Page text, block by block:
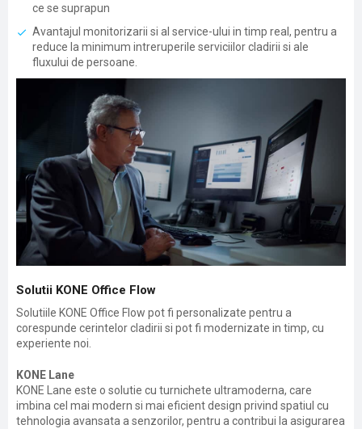
ce se suprapun
Avantajul monitorizarii si al service-ului in timp real, pentru a
reduce la minimum intreruperile serviciilor cladirii si ale
fluxului de persoane.
Solutii KONE Office Flow
Solutiile KONE Office Flow pot fi personalizate pentru a
corespunde cerintelor cladirii si pot fi modernizate in timp, cu
experiente noi.
KONE Lane
KONE Lane este o solutie cu turnichete ultramoderna, care
imbina cel mai modern si mai eficient design privind spatiul cu
tehnologia avansata a senzorilor, pentru a contribui la asigurarea